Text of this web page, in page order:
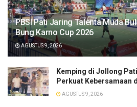
PBSI Pati Jaring Talenta Muda
Bung Karno Cup 2026
AGUSTUS 9, 2026
​Kemping di Jollong
Perkuat Kebersamaan
AGUSTUS 9, 2026